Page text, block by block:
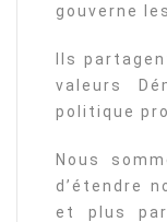
gouverne
Ils
valeurs
politique
Nous
d’étendre
et plus